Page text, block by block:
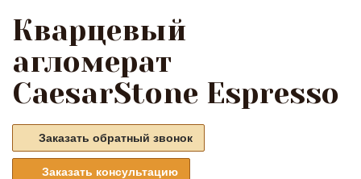
Кварцевый
агломерат
CaesarStone Espresso
Заказать обратный звонок
Заказать консультацию